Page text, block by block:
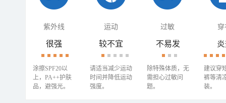
紫外线 运动 过敏 穿
很强
涂擦SPF20以
上，PA++护肤
品，避强光。
较不宜
请适当减少运动
时间并降低运动
强度。
不易发
除特殊体质，无
需担心过敏问
题。
建议穿
裤等清
装。